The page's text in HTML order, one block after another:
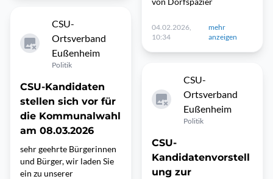
CSU-
Ortsverband
Eußenheim
Politik
CSU-Kandidaten
stellen sich vor für
die Kommunalwahl
am 08.03.2026
sehr geehrte Bürgerinnen
und Bürger, wir laden Sie
ein zu unserer
04.02.2026,
10:34
mehr
anzeigen
CSU-
Ortsverband
Eußenheim
Politik
CSU-
Kandidatenvorstell
ung zur